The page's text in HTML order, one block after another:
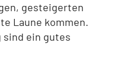
gesteigerten
Laune kommen.
sind ein gutes